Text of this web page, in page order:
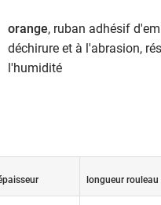
orange, ruban adhésif
déchirure et à l'abrasion,
l'humidité
longueur rouleau